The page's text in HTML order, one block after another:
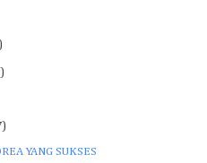
YANG SUKSES